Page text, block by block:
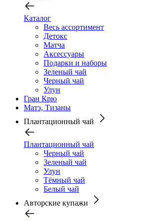
Каталог
Весь ассортимент
Детокс
Матча
Аксессуары
Подарки и наборы
Зеленый чай
Черный чай
Улун
Гран Крю
Матэ, Тизаны
Плантационный чай
Плантационный чай
Черный чай
Зеленый чай
Улун
Тёмный чай
Белый чай
Авторские купажи